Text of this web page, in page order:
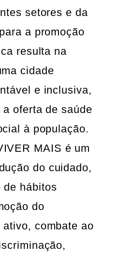
setores e da
a promoção
resulta na
cidade
e inclusiva,
oferta de saúde
à população.
MAIS é um
do cuidado,
de hábitos
do
combate ao